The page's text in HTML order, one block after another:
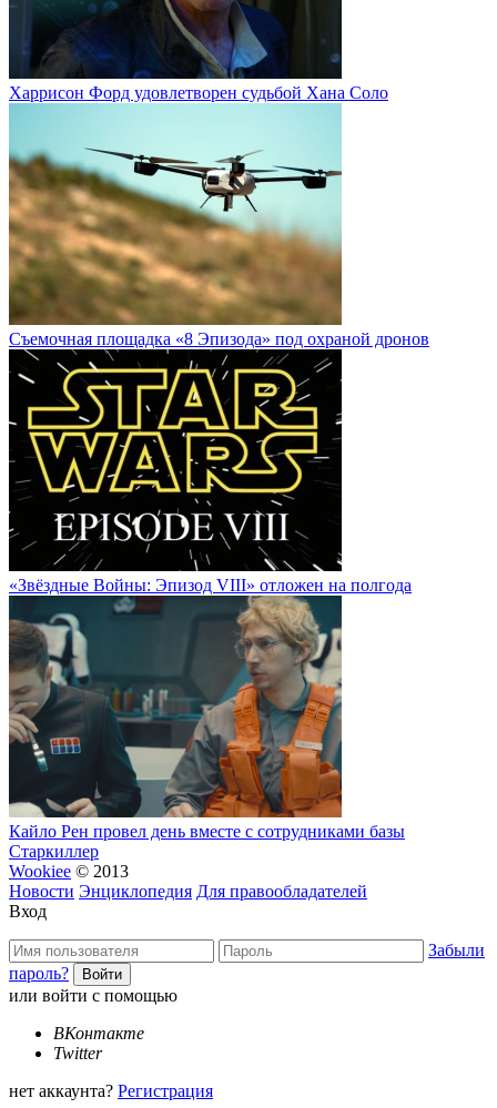
Харрисон Форд удовлетворен судьбой Хана Соло
Cъемочная площадка «8 Эпизода» под охраной дронов
«Звёздные Войны: Эпизод VIII» отложен на полгода
Кайло Рен провел день вместе с сотрудниками базы
Старкиллер
Wookiee © 2013
Новости Энциклопедия Для правообладателей
Вход
Забыли
пароль?
или войти с помощью
ВКонтакте
Twitter
нет аккаунта? Регистрация